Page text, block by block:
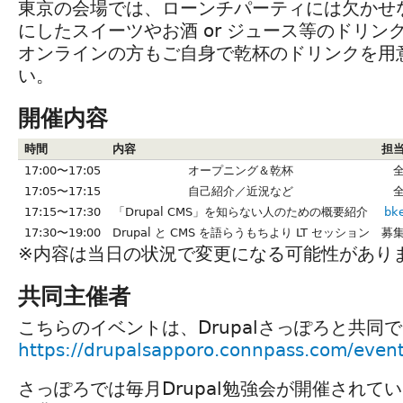
東京の会場では、ローンチパーティには欠か
にしたスイーツやお酒 or ジュース等のドリン
オンラインの方もご自身で乾杯のドリンクを
い。
開催内容
時間 内容
担
17:00〜17:05
オープニング＆乾杯
17:05〜17:15
自己紹介／近況など
17:15〜17:30
「Drupal CMS」を知らない人のための概要紹介
17:30〜19:00
Drupal と CMS を語らうもちより LT セッション 募
※内容は当日の状況で変更になる可能性があり
共同主催者
こちらのイベントは、Drupalさっぽろと共同
https://drupalsapporo.connpass.com/
さっぽろでは毎月Drupal勉強会が開催されて